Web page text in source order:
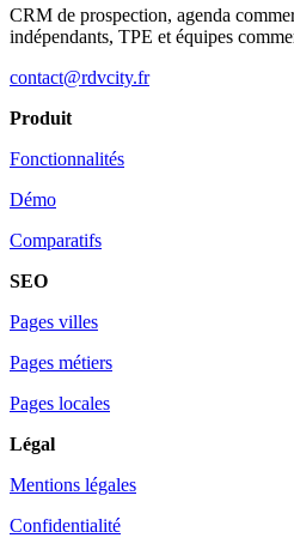
CRM de prospection, agenda
indépendants, TPE et équipes
contact@rdvcity.fr
Produit
Fonctionnalités
Démo
Comparatifs
SEO
Pages villes
Pages métiers
Pages locales
Légal
Mentions légales
Confidentialité